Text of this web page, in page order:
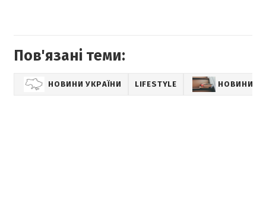
Пов'язані теми:
НОВИНИ УКРАЇНИ LIFESTYLE НОВИНИ